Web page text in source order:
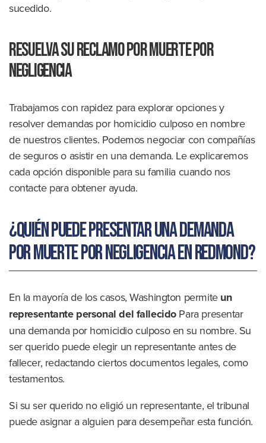
sucedido.
Resuelva su reclamo por muerte por
negligencia
Trabajamos con rapidez para explorar opciones y
resolver demandas por homicidio culposo en nombre
de nuestros clientes. Podemos negociar con compañías
de seguros o asistir en una demanda. Le explicaremos
cada opción disponible para su familia cuando nos
contacte para obtener ayuda.
¿Quién puede presentar una demanda
por muerte por negligencia en Redmond?
En la mayoría de los casos, Washington permite un
representante personal del fallecidoPara presentar
una demanda por homicidio culposo en su nombre. Su
ser querido puede elegir un representante antes de
fallecer, redactando ciertos documentos legales, como
testamentos.
Si su ser querido no eligió un representante, el tribunal
puede asignar a alguien para desempeñar esta función.